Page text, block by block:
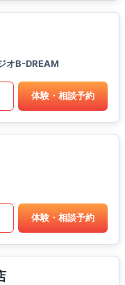
オB-DREAM
体験・相談予約
体験・相談予約